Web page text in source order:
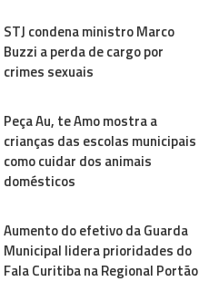
STJ condena ministro Marco
Buzzi a perda de cargo por
crimes sexuais
Peça Au, te Amo mostra a
crianças das escolas municipais
como cuidar dos animais
domésticos
Aumento do efetivo da Guarda
Municipal lidera prioridades do
Fala Curitiba na Regional Portão